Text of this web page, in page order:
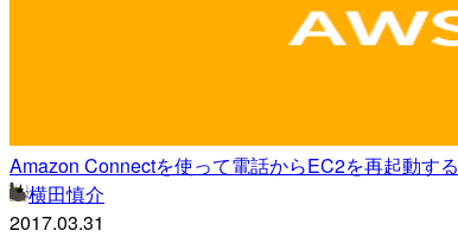
Amazon Connectを使って電話からEC2を再起動する
横田慎介
2017.03.31